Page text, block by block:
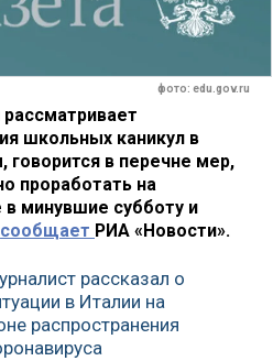
фото: edu.gov.ru
школьных каникул в
говорится в перечне мер,
проработать на
минувшие субботу и
сообщает РИА «Новости».
рассказал о
в Италии на
распространения